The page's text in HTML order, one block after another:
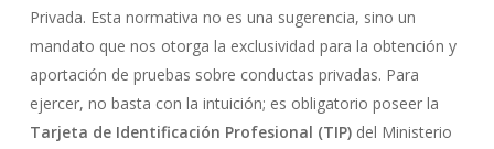
Privada. Esta normativa no es una sugerencia, sino un
mandato que nos otorga la exclusividad para la obtención y
aportación de pruebas sobre conductas privadas. Para
ejercer, no basta con la intuición; es obligatorio poseer la
Tarjeta de Identificación Profesional (TIP)del Ministerio